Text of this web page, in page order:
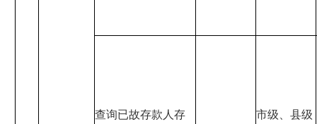
查询已故存款人存
市级、县级